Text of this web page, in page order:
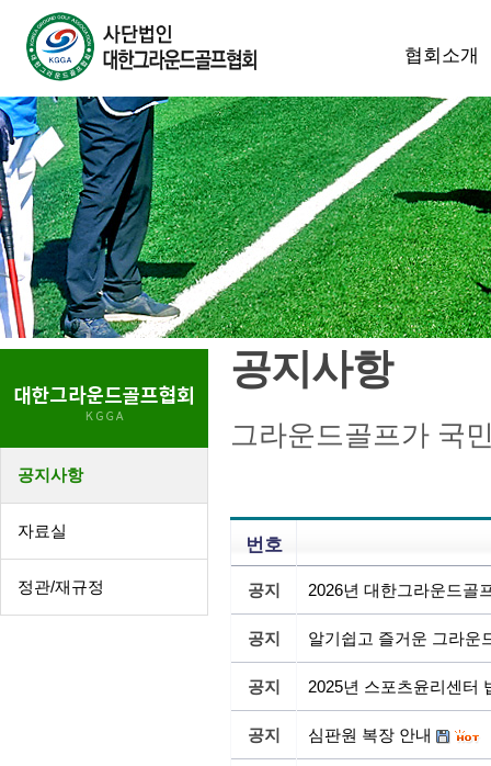
협회소개
공지사항
자료실
정관/재규정
공지사항
그라운드골프가 국
번호
공지 2026년 대한그라운드골
공지 알기쉽고 즐거운 그라운
공지 2025년 스포츠윤리센터
공지 심판원 복장 안내